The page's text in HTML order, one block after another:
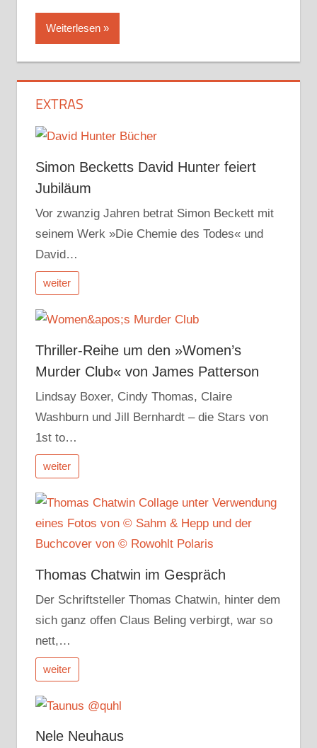
Weiterlesen
EXTRAS
Simon Becketts David Hunter feiert
Jubiläum
Vor zwanzig Jahren betrat Simon Beckett mit
seinem Werk »Die Chemie des Todes« und
David…
weiter
Thriller-Reihe um den »Women’s
Murder Club« von James Patterson
Lindsay Boxer, Cindy Thomas, Claire
Washburn und Jill Bernhardt – die Stars von
1st to…
weiter
Thomas Chatwin im Gespräch
Der Schriftsteller Thomas Chatwin, hinter dem
sich ganz offen Claus Beling verbirgt, war so
nett,…
weiter
Nele Neuhaus